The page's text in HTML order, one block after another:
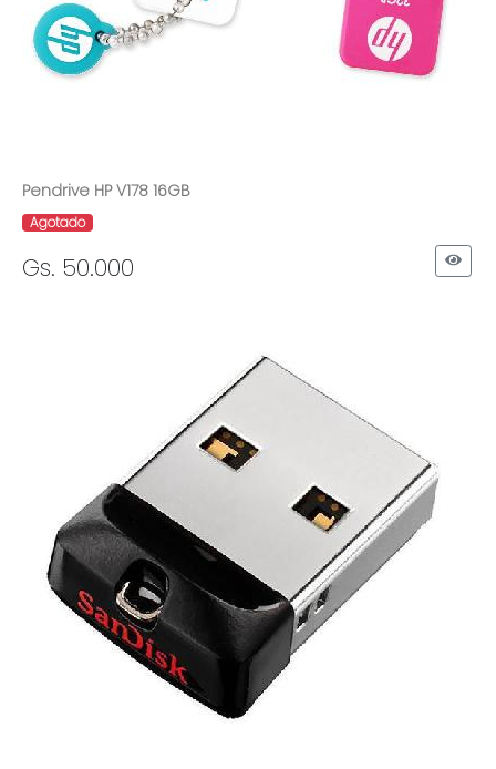
Pendrive HP V178 16GB
Agotado
Gs. 50.000